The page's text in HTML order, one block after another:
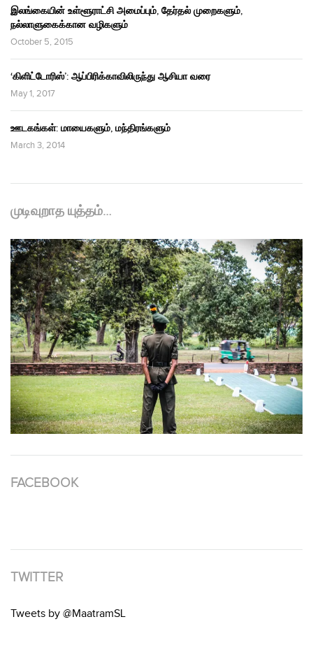
இலங்கையின் உள்ளூராட்சி அமைப்பும், தேர்தல் முறைகளும்,
நல்லாளுகைக்கான வழிகளும்
October 5, 2015
‘கிளிட்டோரிஸ்’: ஆப்பிரிக்காவிலிருந்து ஆசியா வரை
May 1, 2017
ஊடகங்கள்: மாயைகளும், மந்திரங்களும்
March 3, 2014
முடிவுறாத யுத்தம்…
FACEBOOK
TWITTER
Tweets by @MaatramSL